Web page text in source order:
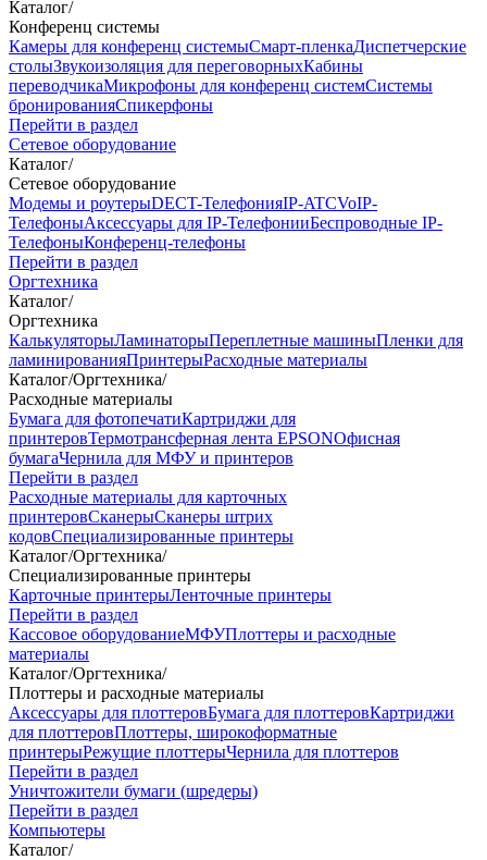
Каталог/
Конференц системы
Камеры для конференц системыCмарт-пленкаДиспетчерские
столыЗвукоизоляция для переговорныхКабины
переводчикаМикрофоны для конференц системСистемы
бронированияСпикерфоны
Перейти в раздел
Сетевое оборудование
Каталог/
Сетевое оборудование
Модемы и роутерыDECT-ТелефонияIP-ATCVoIP-
ТелефоныАксессуары для IP-ТелефонииБеспроводные IP-
ТелефоныКонференц-телефоны
Перейти в раздел
Оргтехника
Каталог/
Оргтехника
КалькуляторыЛаминаторыПереплетные машиныПленки для
ламинированияПринтерыРасходные материалы
Каталог/Оргтехника/
Расходные материалы
Бумага для фотопечатиКартриджи для
принтеровТермотрансферная лента EPSONОфисная
бумагаЧернила для МФУ и принтеров
Перейти в раздел
Расходные материалы для карточных
принтеровСканерыСканеры штрих
кодовСпециализированные принтеры
Каталог/Оргтехника/
Специализированные принтеры
Карточные принтерыЛенточные принтеры
Перейти в раздел
Кассовое оборудованиеМФУПлоттеры и расходные
материалы
Каталог/Оргтехника/
Плоттеры и расходные материалы
Аксессуары для плоттеровБумага для плоттеровКартриджи
для плоттеровПлоттеры, широкоформатные
принтерыРежущие плоттерыЧернила для плоттеров
Перейти в раздел
Уничтожители бумаги (шредеры)
Перейти в раздел
Компьютеры
Каталог/